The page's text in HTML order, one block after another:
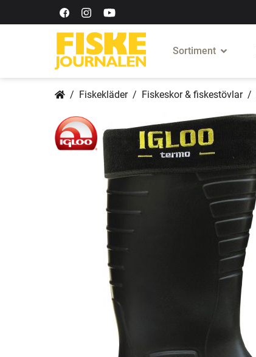
Sortiment
Fiskekläder Fiskeskor & fiskestövlar